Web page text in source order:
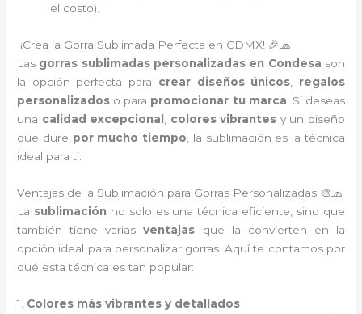
el costo).
¡Crea la Gorra Sublimada Perfecta en CDMX! 🎉🧢
Las gorras sublimadas personalizadas en Condesa son
la opción perfecta para crear diseños únicos
regalos
personalizados o para promocionar tu marca . Si deseas
una calidad excepcional colores vibrantes y un diseño
que dure por mucho tiempo , la sublimación es la técnica
ideal para ti.
Ventajas de la Sublimación para Gorras Personalizadas 🎨🧢
La sublimación no solo es una técnica eficiente, sino que
también tiene variasventajas que la convierten en la
opción ideal para personalizar gorras. Aquí te contamos por
qué esta técnica es tan popular:
1. Colores más vibrantes y detallados